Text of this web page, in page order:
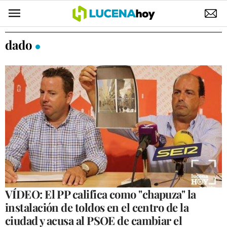
POLÍTICA
ELECCIONES
SUCESOS
ECONOMÍA
DESARROLLO LOCAL
LUCENA EMPRESAS
OCIO
COFRADÍAS
dado
VÍDEO: El PP califica como "chapuza" la
instalación de toldos en el centro de la
ciudad y acusa al PSOE de cambiar el